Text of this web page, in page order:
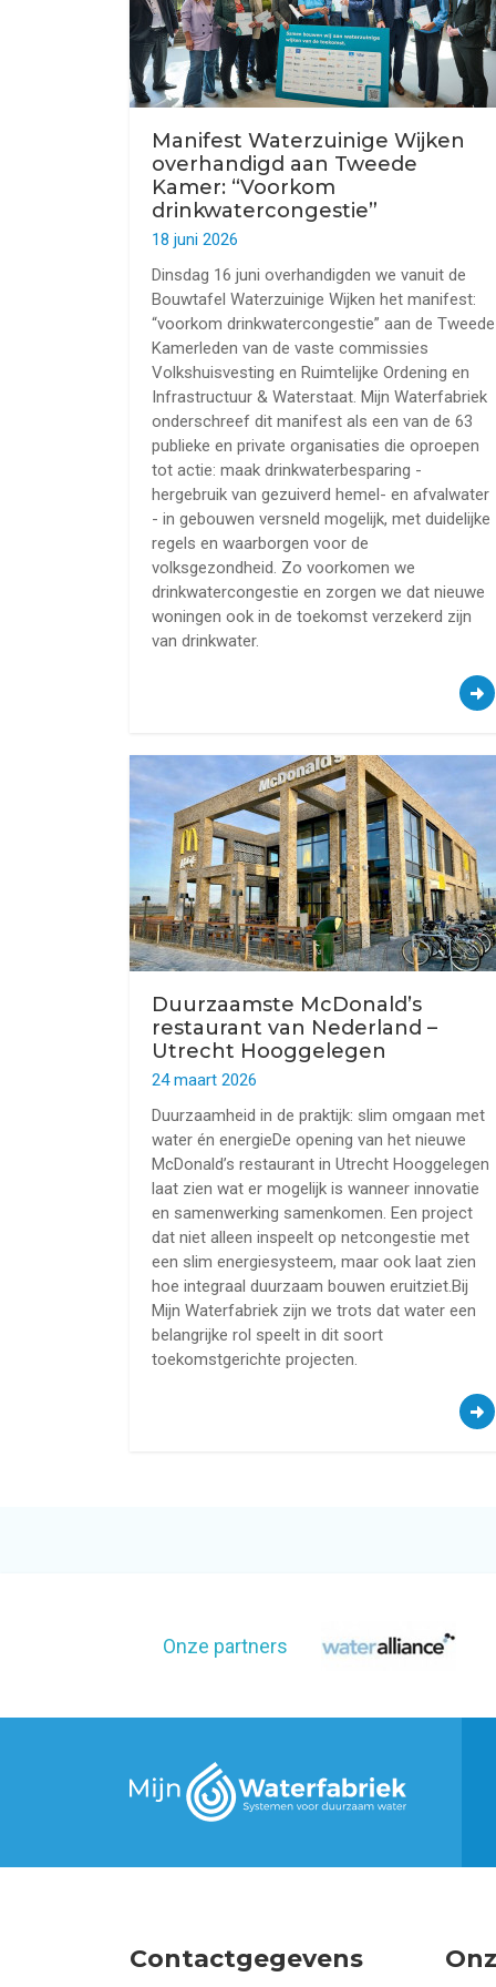
Manifest Waterzuinige Wijken
overhandigd aan Tweede
Kamer: “Voorkom
drinkwatercongestie”
18 juni 2026
Dinsdag 16 juni overhandigden we vanuit de
Bouwtafel Waterzuinige Wijken het manifest:
“voorkom drinkwatercongestie” aan de Tweede
Kamerleden van de vaste commissies
Volkshuisvesting en Ruimtelijke Ordening en
Infrastructuur & Waterstaat. Mijn Waterfabriek
onderschreef dit manifest als een van de 63
publieke en private organisaties die oproepen
tot actie: maak drinkwaterbesparing -
hergebruik van gezuiverd hemel- en afvalwater
- in gebouwen versneld mogelijk, met duidelijke
regels en waarborgen voor de
volksgezondheid. Zo voorkomen we
drinkwatercongestie en zorgen we dat nieuwe
woningen ook in de toekomst verzekerd zijn
van drinkwater.
Duurzaamste McDonald’s
restaurant van Nederland –
Utrecht Hooggelegen
24 maart 2026
Duurzaamheid in de praktijk: slim omgaan met
water én energieDe opening van het nieuwe
McDonald’s restaurant in Utrecht Hooggelegen
laat zien wat er mogelijk is wanneer innovatie
en samenwerking samenkomen. Een project
dat niet alleen inspeelt op netcongestie met
een slim energiesysteem, maar ook laat zien
hoe integraal duurzaam bouwen eruitziet.Bij
Mijn Waterfabriek zijn we trots dat water een
belangrijke rol speelt in dit soort
toekomstgerichte projecten.
Onze partners
Contactgegevens